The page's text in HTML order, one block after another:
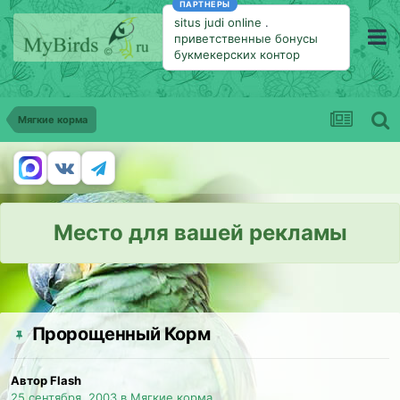
ПАРТНЕРЫ
situs judi online .
приветственные бонусы
букмекерских контор
Мягкие корма
Место для вашей рекламы
Пророщенный Корм
Автор Flash